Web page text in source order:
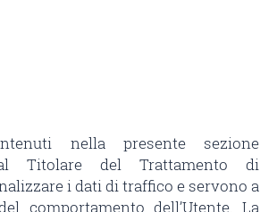
nella presente sezione
Titolare del Trattamento di
i dati di traffico e servono a
comportamento dell’Utente. La